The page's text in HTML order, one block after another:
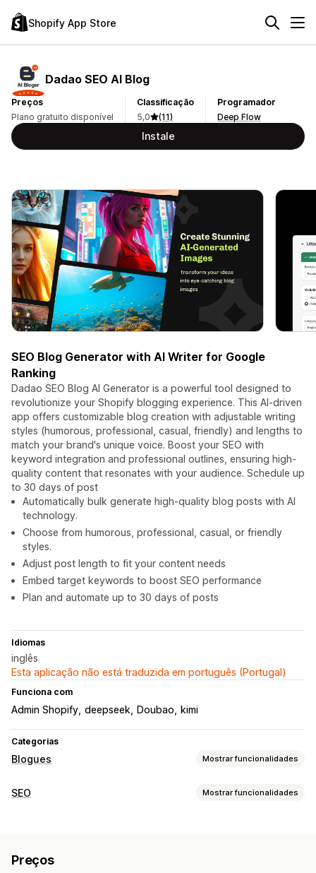
Shopify App Store
Dadao SEO AI Blog
Preços
Plano gratuito disponível
Classificação
5,0
(11)
Programador
Deep Flow
Instale
SEO Blog Generator with AI Writer for Google
Ranking
Dadao SEO Blog AI Generator is a powerful tool designed to
revolutionize your Shopify blogging experience. This AI-driven
app offers customizable blog creation with adjustable writing
styles (humorous, professional, casual, friendly) and lengths to
match your brand's unique voice. Boost your SEO with
keyword integration and professional outlines, ensuring high-
quality content that resonates with your audience. Schedule up
to 30 days of post
Automatically bulk generate high-quality blog posts with AI
technology.
Choose from humorous, professional, casual, or friendly
styles.
Adjust post length to fit your content needs
Embed target keywords to boost SEO performance
Plan and automate up to 30 days of posts
Idiomas
inglês
Esta aplicação não está traduzida em português (Portugal)
Funciona com
Admin Shopify deepseek Doubao kimi
Categorias
Blogues Mostrar funcionalidades
Criação de conteúdos
SEO
SEO Mostrar funcionalidades
Preços